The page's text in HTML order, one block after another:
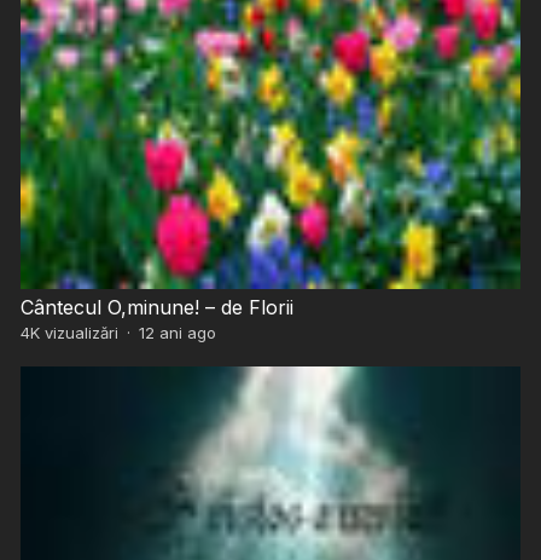
Cântecul O,minune! – de Florii
4Kvizualizări · 12 ani ago